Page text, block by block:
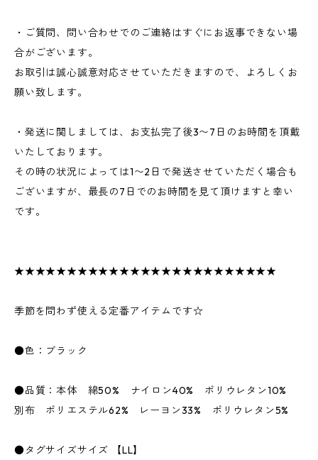
・ご質問、問い合わせでのご連絡はすぐにお返事できない場
合がございます。
お取引は誠心誠意対応させていただきますので、よろしくお
願い致します。
・発送に関しましては、お支払完了後3〜7日のお時間を頂戴
いたしております。
その時の状況によっては1〜2日で発送させていただく場合も
ございますが、最長の7日でのお時間を見て頂けますと幸い
です。
★★★★★★★★★★★★★★★★★★★★★★★★★
季節を問わず使える定番アイテムです☆
●色：ブラック
●品質：本体 綿50% ナイロン40% ポリウレタン10%
別布 ポリエステル62% レーヨン33% ポリウレタン5%
●タグサイズサイズ 【LL】